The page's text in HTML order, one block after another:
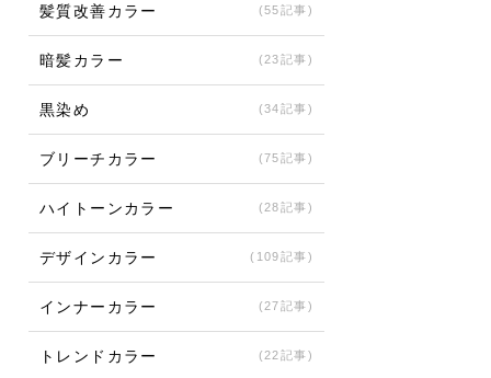
髪質改善カラー (55記事)
暗髪カラー (23記事)
黒染め (34記事)
ブリーチカラー (75記事)
ハイトーンカラー (28記事)
デザインカラー (109記事)
インナーカラー (27記事)
トレンドカラー (22記事)